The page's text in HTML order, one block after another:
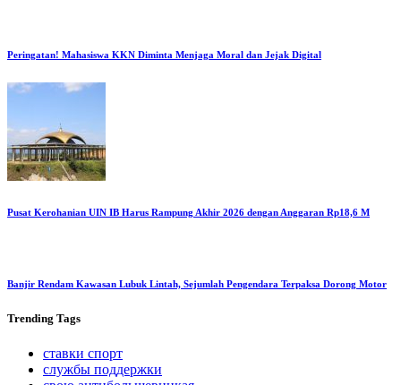
Peringatan! Mahasiswa KKN Diminta Menjaga Moral dan Jejak Digital
Pusat Kerohanian UIN IB Harus Rampung Akhir 2026 dengan Anggaran Rp18,6 M
Banjir Rendam Kawasan Lubuk Lintah, Sejumlah Pengendara Terpaksa Dorong Motor
Trending Tags
ставки спорт
службы поддержки